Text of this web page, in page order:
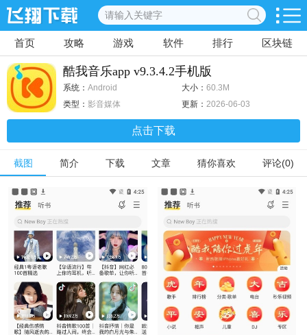
首页 攻略 游戏 软件 排行 区块链
酷我音乐app v9.3.4.2手机版
系统： Android 大小： 60.3M
类型： 影音媒体 更新： 2026-06-03
点击下载
截图 简介 下载 文章 猜你喜欢 评论(0)